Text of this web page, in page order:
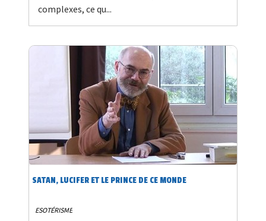
complexes, ce qu...
SATAN, LUCIFER ET LE PRINCE DE CE MONDE
ESOTÉRISME